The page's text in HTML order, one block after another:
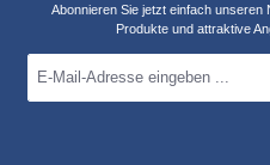
Abonnieren Sie jetzt einfach
Produkte und attraktive
Mail-